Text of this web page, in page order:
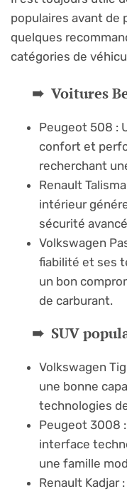
populaires avant de
quelques
catégories de
Voitures
Peugeot 508 :
confort et
recherchant
Renault
intérieur
sécurité
Volkswagen
fiabilité et ses
un bon
de carburant.
SUV
Volkswagen
une bonne
technologies
Peugeot 3008
interface
une famille
Renault Kadjar